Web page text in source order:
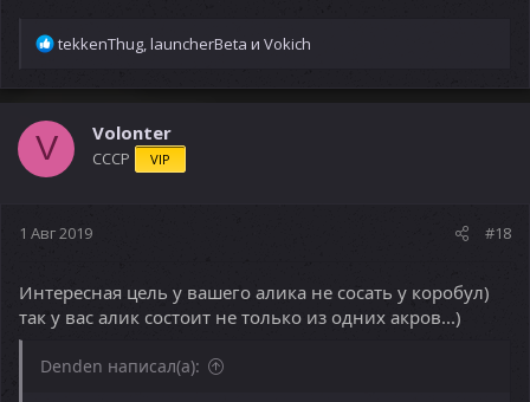
Р
а
ц
и
tekkenThug launcherBeta и Vokich
V Volonter
СССР VIP
1 Авг 2019 #18
Интересная цель у вашего алика не сосать у коробул)
так у вас алик состоит не только из одних акров...)
Denden написал(а):